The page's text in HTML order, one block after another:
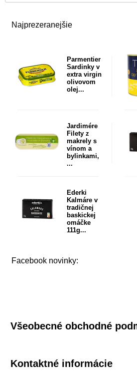
Najprezeranejšie
Parmentier
Sardinky v
extra virgin
olivovom
olej...
Jardimére
Filety z
makrely s
vínom a
bylinkami,
...
Ederki
Kalmáre v
tradičnej
baskickej
omáčke
111g...
Facebook novinky:
Všeobecné obchodné
Kontaktné informácie